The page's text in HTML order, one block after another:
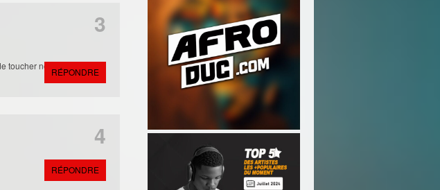
toucher nos
RÉPONDRE
3
RÉPONDRE
4